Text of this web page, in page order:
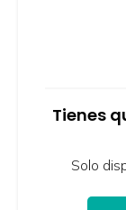
Tienes
Solo